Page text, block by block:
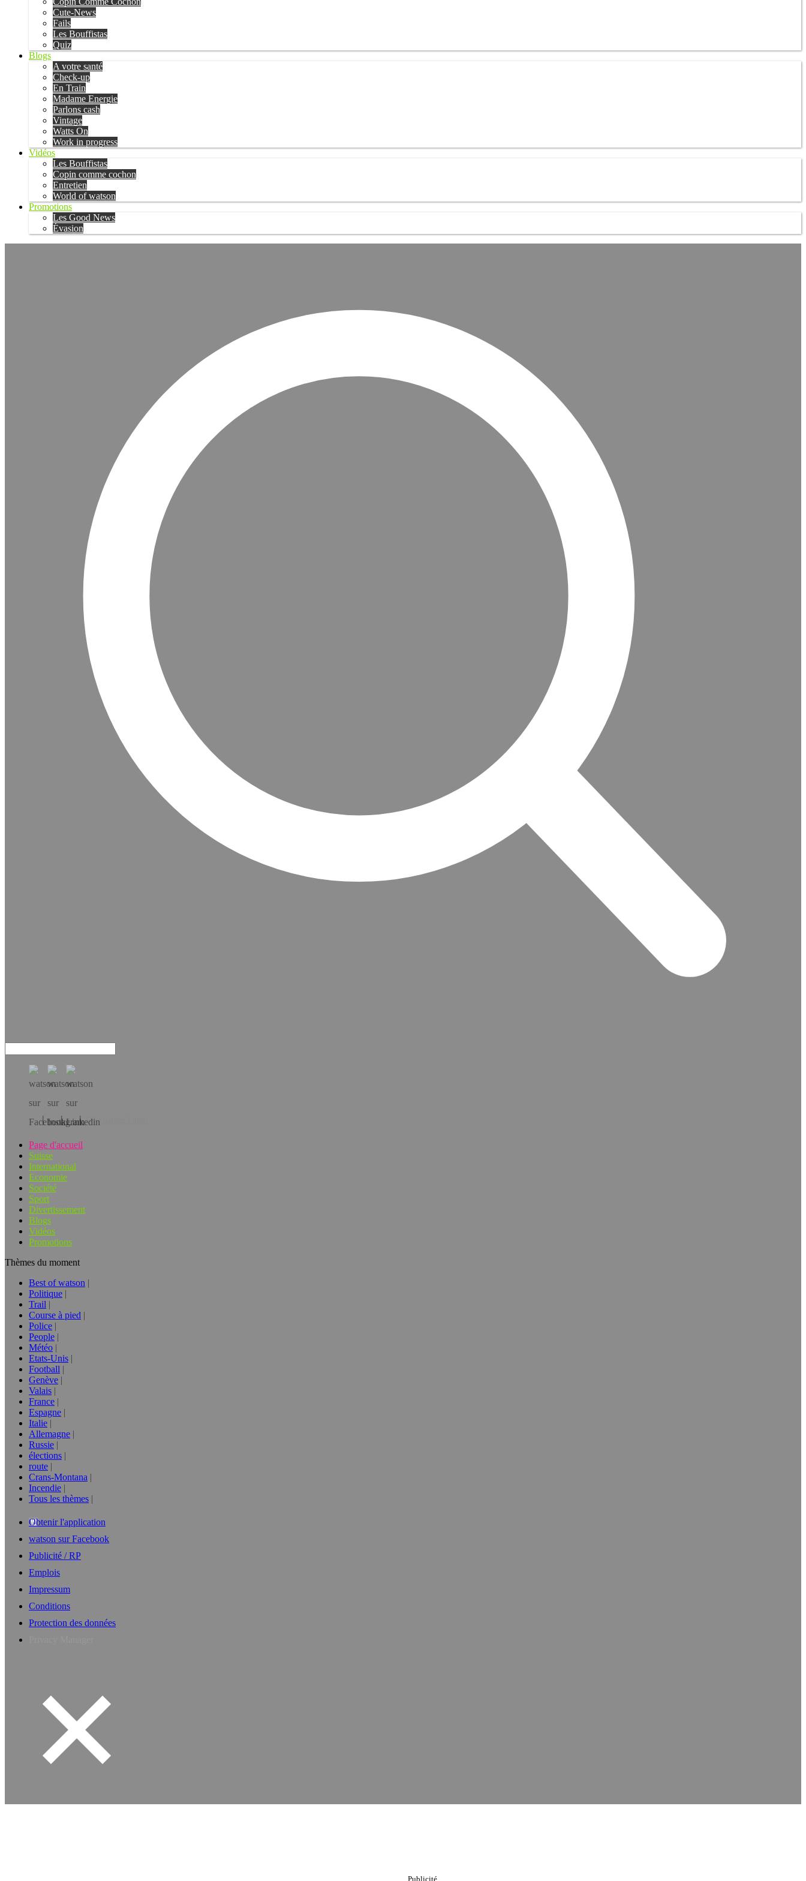
Cute-News
Fails
Les Bouffistas
Quiz
Blogs
A votre santé
Check-up
En Train
Madame Energie
Parlons cash
Vintage
Watts On
Work in progress
Vidéos
Les Bouffistas
Copin comme cochon
Entretien
World of watson
Promotions
Les Good News
Évasion
Téléchargez l’app!
Page d'accueil
Suisse
International
Economie
Société
Sport
Divertissement
Blogs
Vidéos
Promotions
Thèmes du moment
Best of watson
Politique
Trail
Course à pied
Police
People
Météo
Etats-Unis
Football
Genève
Valais
France
Espagne
Italie
Allemagne
Russie
élections
route
Crans-Montana
Incendie
Tous les thèmes
Obtenir l'application
watson sur Facebook
Publicité / RP
Emplois
Impressum
Conditions
Protection des données